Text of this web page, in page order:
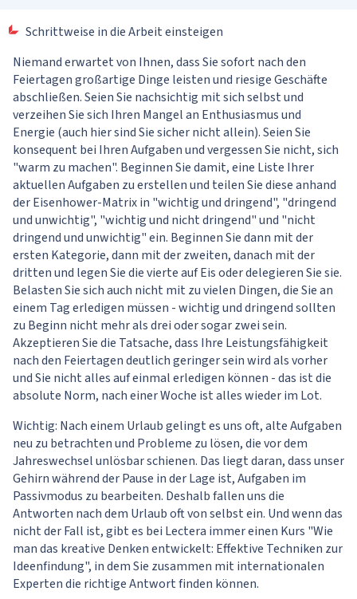
Schrittweise in die Arbeit einsteigen
Niemand erwartet von Ihnen, dass Sie sofort nach den
Feiertagen großartige Dinge leisten und riesige Geschäfte
abschließen. Seien Sie nachsichtig mit sich selbst und
verzeihen Sie sich Ihren Mangel an Enthusiasmus und
Energie (auch hier sind Sie sicher nicht allein). Seien Sie
konsequent bei Ihren Aufgaben und vergessen Sie nicht, sich
"warm zu machen". Beginnen Sie damit, eine Liste Ihrer
aktuellen Aufgaben zu erstellen und teilen Sie diese anhand
der Eisenhower-Matrix in "wichtig und dringend", "dringend
und unwichtig", "wichtig und nicht dringend" und "nicht
dringend und unwichtig" ein. Beginnen Sie dann mit der
ersten Kategorie, dann mit der zweiten, danach mit der
dritten und legen Sie die vierte auf Eis oder delegieren Sie sie.
Belasten Sie sich auch nicht mit zu vielen Dingen, die Sie an
einem Tag erledigen müssen - wichtig und dringend sollten
zu Beginn nicht mehr als drei oder sogar zwei sein.
Akzeptieren Sie die Tatsache, dass Ihre Leistungsfähigkeit
nach den Feiertagen deutlich geringer sein wird als vorher
und Sie nicht alles auf einmal erledigen können - das ist die
absolute Norm, nach einer Woche ist alles wieder im Lot.
Wichtig: Nach einem Urlaub gelingt es uns oft, alte Aufgaben
neu zu betrachten und Probleme zu lösen, die vor dem
Jahreswechsel unlösbar schienen. Das liegt daran, dass unser
Gehirn während der Pause in der Lage ist, Aufgaben im
Passivmodus zu bearbeiten. Deshalb fallen uns die
Antworten nach dem Urlaub oft von selbst ein. Und wenn das
nicht der Fall ist, gibt es bei Lectera immer einen Kurs "Wie
man das kreative Denken entwickelt: Effektive Techniken zur
Ideenfindung", in dem Sie zusammen mit internationalen
Experten die richtige Antwort finden können.